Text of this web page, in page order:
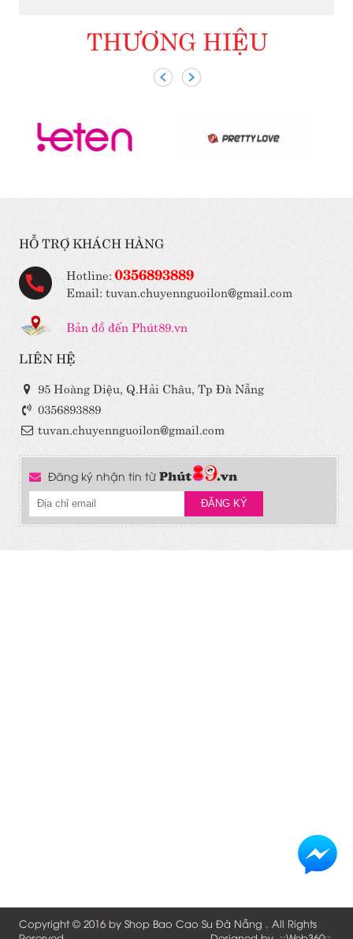
THƯƠNG HIỆU
HỖ TRỢ KHÁCH HÀNG
Hotline: 0356893889
Email: tuvan.chuyennguoilon@gmail.com
Bản đồ đến Phút89.vn
LIÊN HỆ
95 Hoàng Diệu, Q.Hải Châu, Tp Đà Nẵng
0356893889
tuvan.chuyennguoilon@gmail.com
Đăng ký nhận tin từ
Copyright © 2016 by Shop Bao Cao Su Đà Nẵng . All Rights